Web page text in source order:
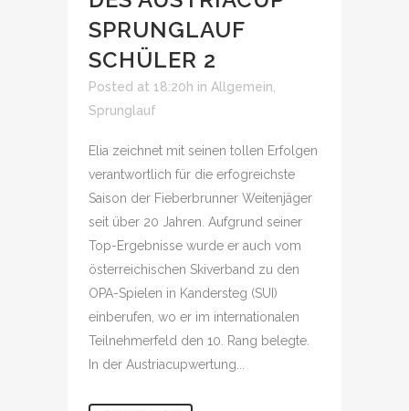
SPRUNGLAUF
SCHÜLER 2
Posted at 18:20h in Allgemein
Sprunglauf
Elia zeichnet mit seinen tollen Erfolgen
verantwortlich für die erfogreichste
Saison der Fieberbrunner Weitenjäger
seit über 20 Jahren. Aufgrund seiner
Top-Ergebnisse wurde er auch vom
österreichischen Skiverband zu den
OPA-Spielen in Kandersteg (SUI)
einberufen, wo er im internationalen
Teilnehmerfeld den 10. Rang belegte.
In der Austriacupwertung...